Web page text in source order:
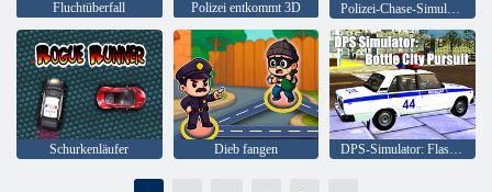
Fluchtüberfall Polizei entkommt 3D Polizei-Chase-Simulator
Schurkenläufer Dieb fangen